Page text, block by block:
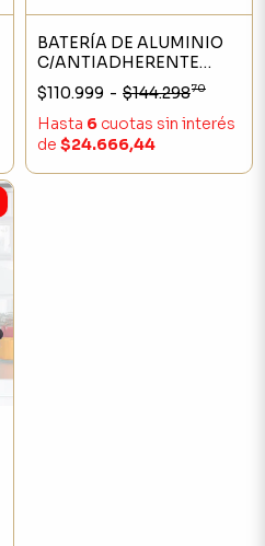
BATERÍA DE ALUMINIO
C/ANTIADHERENTE
GRANITO POR 5 PIEZAS
$110.999 - $144.29870
Hasta 6 cuotas sin interés
de $24.666,44